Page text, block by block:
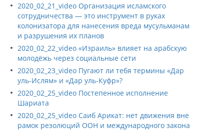
2020_02_21_video Организация исламского
сотрудничества — это инструмент в руках
колонизатора для нанесения вреда мусульманам
и разрушения их планов
2020_02_22_video «Израиль» влияет на арабскую
молодёжь через социальные сети
2020_02_23_video Пугают ли тебя термины «Дар
уль-Ислям» и «Дар уль-Куфр»?
2020_02_25_video Постепенное исполнение
Шариата
2020_02_25_video Саиб Арикат: нет движения вне
рамок резолюций ООН и международного закона